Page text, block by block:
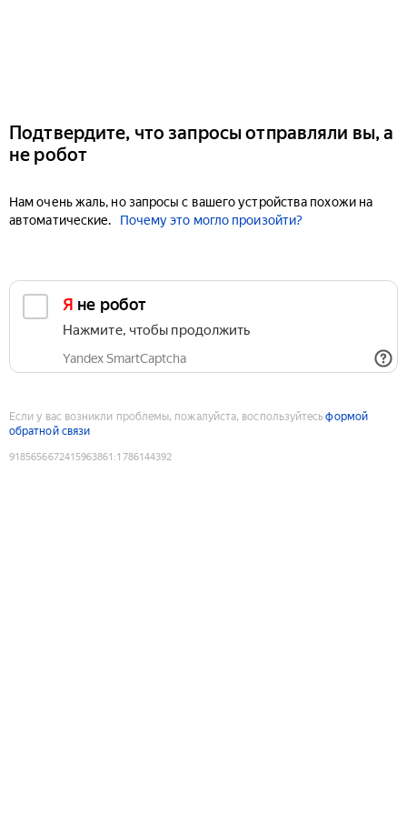
Подтвердите, что запросы отправляли вы, а
не робот
Нам очень жаль, но запросы с вашего устройства похожи на
автоматические.
Почему это могло произойти?
Я не робот
Нажмите, чтобы продолжить
Yandex SmartCaptcha
Если у вас возникли проблемы, пожалуйста, воспользуйтесьформой
обратной связи
9185656672415963861 :1786144392